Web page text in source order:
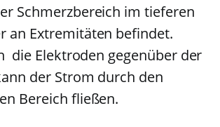
Schmerzbereich im tieferen
an Extremitäten befindet.
die Elektroden gegenüber der
der Strom durch den
Bereich fließen.